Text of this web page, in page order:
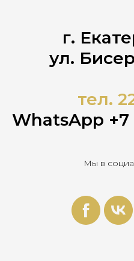
г.
ул.
тел.
WhatsApp +7
Мы в